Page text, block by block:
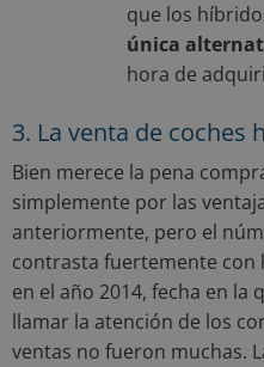
que los
única
hora de
3. La venta de coches
Bien merece la pena
simplemente por las
anteriormente, pero el
contrasta fuertemente con
en el año 2014, fecha en la
llamar la atención de los
ventas no fueron muchas.